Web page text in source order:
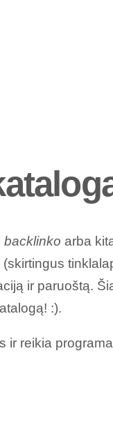
backlinko arba
ir paruoštą.
:).
ir reikia